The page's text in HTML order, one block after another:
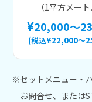
（1平方メート
20,000～
(税込¥22,000～
※セットメニュー・
お問合せ、または